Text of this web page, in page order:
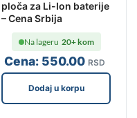
ploča za Li-Ion baterije
– Cena Srbija
Cena: 550.00 RSD
Na lageru 20+ kom
Dodaj u korpu